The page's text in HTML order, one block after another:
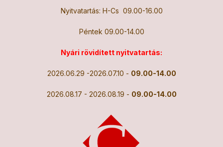
Nyitvatartás: H-Cs 09.00-16.00
Péntek 09.00-14.00
Nyári rövidített nyitvatartás:
2026.06.29 -2026.07.10 - 09.00-14.00
2026.08.17 - 2026.08.19 - 09.00-14.00